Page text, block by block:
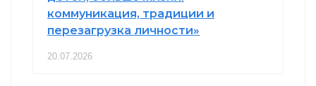
коммуникация, традиции и
перезагрузка личности»
20.07.2026